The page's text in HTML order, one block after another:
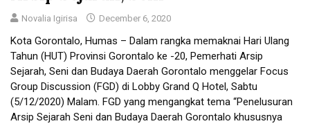
Novalia Igirisa December 6, 2020
Kota Gorontalo, Humas – Dalam rangka memaknai Hari Ulang
Tahun (HUT) Provinsi Gorontalo ke -20, Pemerhati Arsip
Sejarah, Seni dan Budaya Daerah Gorontalo menggelar Focus
Group Discussion (FGD) di Lobby Grand Q Hotel, Sabtu
(5/12/2020) Malam. FGD yang mengangkat tema “Penelusuran
Arsip Sejarah Seni dan Budaya Daerah Gorontalo khususnya